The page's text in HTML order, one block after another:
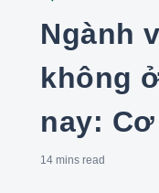
Ngành vận tải hàng
không
nay:
14 mins read